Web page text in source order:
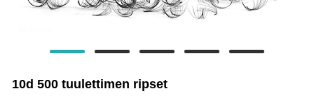
10d 500 tuulettimen ripset